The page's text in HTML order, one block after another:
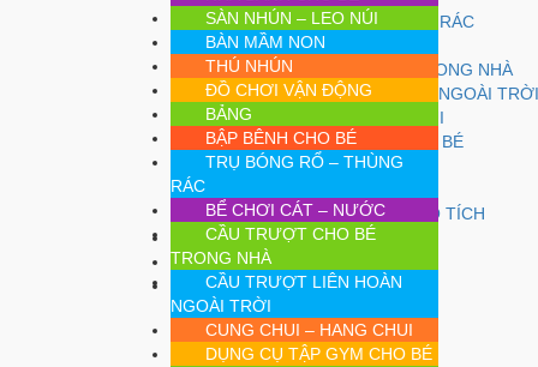
TRỤ BÓNG RỔ – THÙNG RÁC
BỂ CHƠI CÁT – NƯỚC
CẦU TRƯỢT CHO BÉ TRONG NHÀ
CẦU TRƯỢT LIÊN HOÀN NGOÀI TRỜI
CUNG CHUI – HANG CHUI
DỤNG CỤ TẬP GYM CHO BÉ
XÍCH ĐU – THANG LEO
XE CHÒI CHÂN – NHÀ CỔ TÍCH
Tin Tức
Giỏ hàng
Liên Hệ
SÀN NHÚN – LEO NÚI
BÀN MẦM NON
THÚ NHÚN
ĐỒ CHƠI VẬN ĐỘNG
BẢNG
BẬP BÊNH CHO BÉ
TRỤ BÓNG RỔ – THÙNG
RÁC
BỂ CHƠI CÁT – NƯỚC
CẦU TRƯỢT CHO BÉ
TRONG NHÀ
CẦU TRƯỢT LIÊN HOÀN
NGOÀI TRỜI
CUNG CHUI – HANG CHUI
DỤNG CỤ TẬP GYM CHO BÉ